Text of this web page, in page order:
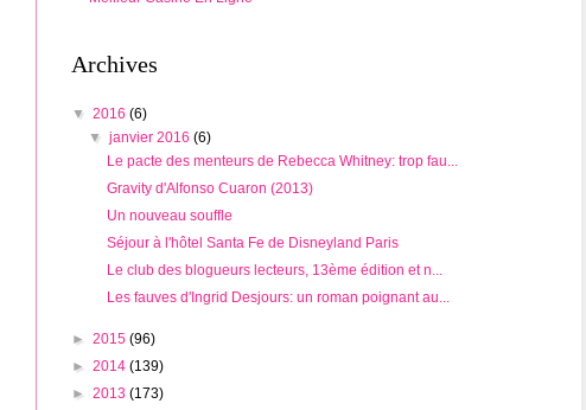
Archives
▼ 2016 (6)
▼janvier 2016(6)
Le pacte des menteurs de Rebecca Whitney: trop fau...
Gravity d'Alfonso Cuaron (2013)
Un nouveau souffle
Séjour à l'hôtel Santa Fe de Disneyland Paris
Le club des blogueurs lecteurs, 13ème édition et n...
Les fauves d'Ingrid Desjours: un roman poignant au...
► 2015 (96)
► 2014 (139)
► 2013 (173)